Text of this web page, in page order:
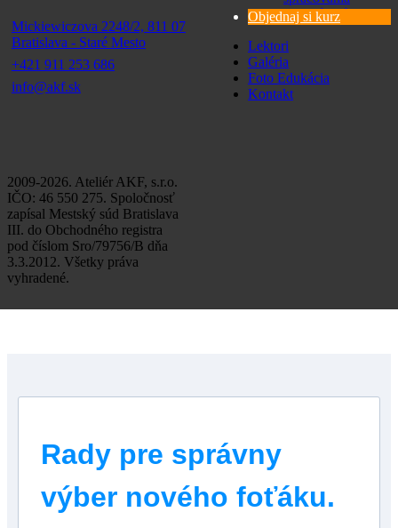
Mickiewiczova 2248/2, 811 07
Bratislava - Staré Mesto
+421 911 253 686
info@akf.sk
osobných údajov
Objednaj si kurz
Lektori
Galéria
Foto Edukácia
Kontakt
2009-2026. Ateliér AKF, s.r.o.
IČO: 46 550 275. Spoločnosť
zapísal Mestský súd Bratislava
III. do Obchodného registra
pod číslom Sro/79756/B dňa
3.3.2012. Všetky práva
vyhradené.
Rady pre správny
výber nového foťáku.